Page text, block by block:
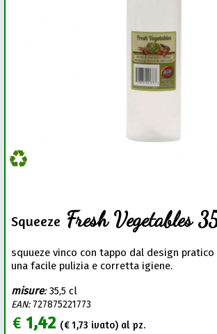
Squeeze Fresh Vegetables
squueze vinco con tappo dal design
una facile pulizia e corretta igiene.
misure:35,5 cl
EAN:727875221773
€1,42 (€1,73 ivato) al pz.